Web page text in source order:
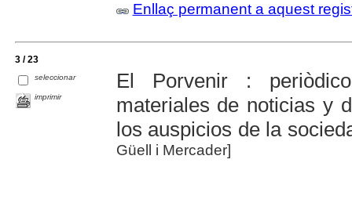
Enllaç permanent a aquest
3 / 23
seleccionar
imprimir
El Porvenir :
materiales de noticias y
los auspicios de la
Güell i Mercader]